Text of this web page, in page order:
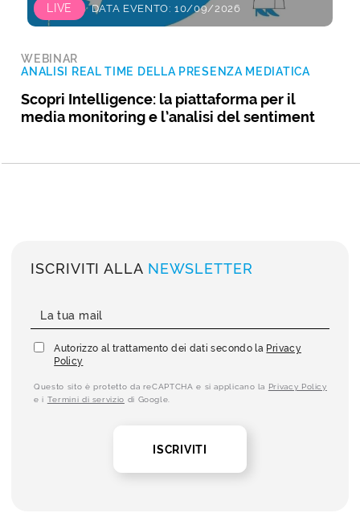
LIVE DATA EVENTO: 10/09/2026
WEBINAR
ANALISI REAL TIME DELLA PRESENZA MEDIATICA
Scopri Intelligence: la piattaforma per il
media monitoring e l’analisi del sentiment
ISCRIVITI ALLA NEWSLETTER
Autorizzo al trattamento dei dati secondo la Privacy
Policy
Questo sito è protetto da reCAPTCHA e si applicano la Privacy Policy
e i Termini di servizio di Google.
ISCRIVITI